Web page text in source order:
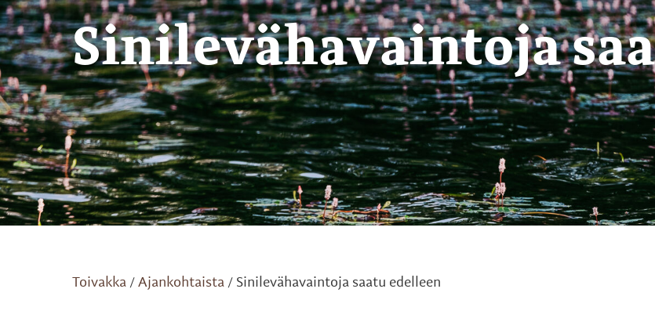
Sinilevähavaintoja
Toivakka / Ajankohtaista / Sinilevähavaintoja saatu edelleen